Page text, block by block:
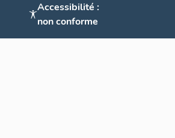
Accessibilité :
non conforme